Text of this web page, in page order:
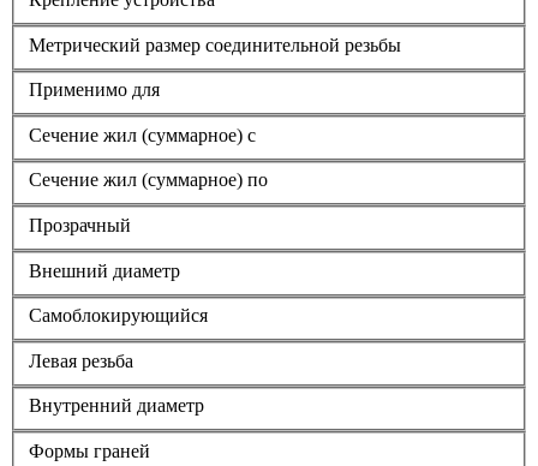
Метрический размер соединительной резьбы
Применимо для
Сечение жил (суммарное) с
Сечение жил (суммарное) по
Прозрачный
Внешний диаметр
Самоблокирующийся
Левая резьба
Внутренний диаметр
Формы граней